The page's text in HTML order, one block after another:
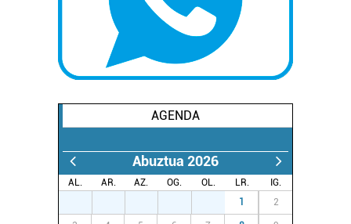
AGENDA
Abuztua 2026
AL. AR. AZ. OG. OL. LR.
IG.
1 2